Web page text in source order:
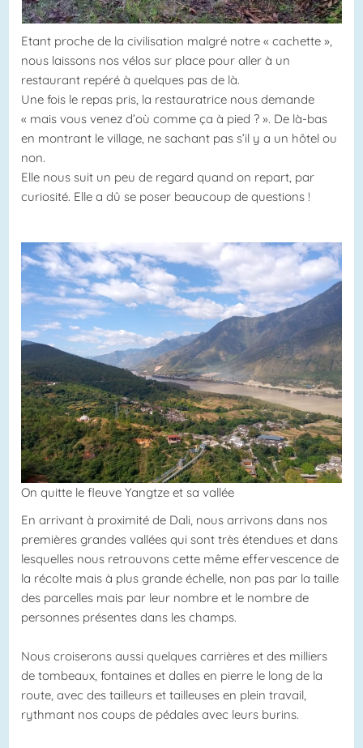
Etant proche de la civilisation malgré notre « cachette »,
nous laissons nos vélos sur place pour aller à un
restaurant repéré à quelques pas de là.
Une fois le repas pris, la restauratrice nous demande
« mais vous venez d’où comme ça à pied ? ». De là-bas
en montrant le village, ne sachant pas s’il y a un hôtel ou
non.
Elle nous suit un peu de regard quand on repart, par
curiosité. Elle a dû se poser beaucoup de questions !
On quitte le fleuve Yangtze et sa vallée
En arrivant à proximité de Dali, nous arrivons dans nos
premières grandes vallées qui sont très étendues et dans
lesquelles nous retrouvons cette même effervescence de
la récolte mais à plus grande échelle, non pas par la taille
des parcelles mais par leur nombre et le nombre de
personnes présentes dans les champs.
Nous croiserons aussi quelques carrières et des milliers
de tombeaux, fontaines et dalles en pierre le long de la
route, avec des tailleurs et tailleuses en plein travail,
rythmant nos coups de pédales avec leurs burins.